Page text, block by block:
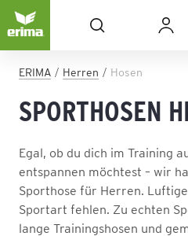
ERIMA Herren Hosen
SPORTHOSEN
Egal, ob du dich im Training
entspannen möchtest – wir
Sporthose für Herren.
Sportart fehlen. Zu echten
lange Trainingshosen und